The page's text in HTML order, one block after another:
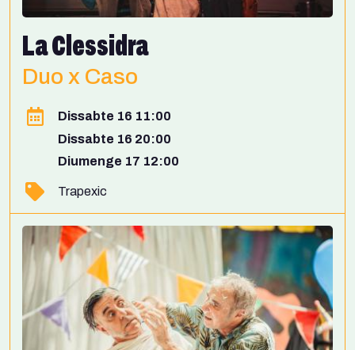
La Clessidra
Duo x Caso
Dissabte 16 11:00
Dissabte 16 20:00
Diumenge 17 12:00
Trapexic